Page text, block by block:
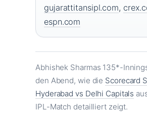
gujarattitansipl.com,
espn.com
Abhishek Sharmas 135*-
den Abend, wie die Scorecard
Hyderabad vs Delhi Capitals
IPL-Match detailliert zeigt.